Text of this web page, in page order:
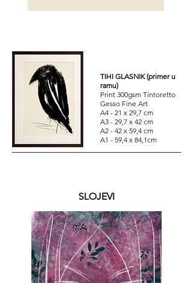
TIHI GLASNIK (primer u
ramu)
Print 300gsm Tintoretto
Gesso Fine Art
A4 - 21 x 29,7 cm
A3 - 29,7 x 42 cm
A2 - 42 x 59,4 cm
A1 - 59,4 x 84,1cm
SLOJEVI